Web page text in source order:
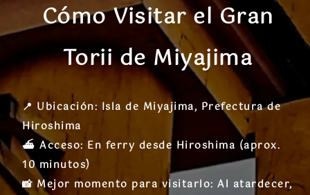
Cómo Visitar el Gran
Torii de Miyajima
📍 Ubicación: Isla de Miyajima, Prefectura de
Hiroshima
⛴️ Acceso: En ferry desde Hiroshima (aprox.
10 minutos)
📸 Mejor momento para visitarlo: Al atardecer,